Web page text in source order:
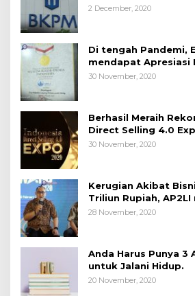
2 December, 2020
Di tengah Pandemi,
mendapat Apresiasi
30 November, 2020
Berhasil Meraih
Direct Selling 4.0
berakhir sangat
30 November, 2020
Kerugian Akibat
Triliun Rupiah,
masyarakat Waspada.
28 November, 2020
Anda Harus Punya 3
untuk Jalani Hidup.
20 November, 2020